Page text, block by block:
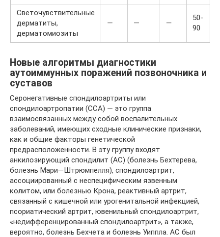
Светочувствительные
дерматиты,
дерматомиозиты
— — —
50-
90
Новые алгоритмы диагностики
аутоиммунных поражений позвоночника и
суставов
Серонегативные спондилоартриты или
спондилоартропатии (ССА) — это группа
взаимосвязанных между собой воспалительных
заболеваний, имеющих сходные клинические признаки,
как и общие факторы генетической
предрасположенности. В эту группу входят
анкилозирующий спондилит (АС) (болезнь Бехтерева,
болезнь Мари—Штрюмпелля), спондилоартрит,
ассоциированный с неспецифическим язвенным
колитом, или болезнью Крона, реактивный артрит,
связанный с кишечной или урогенитальной инфекцией,
псориатический артрит, ювенильный спондилоартрит,
«недифференцированный спондилоартрит», а также,
вероятно, болезнь Бехчета и болезнь Уиппла. АС был